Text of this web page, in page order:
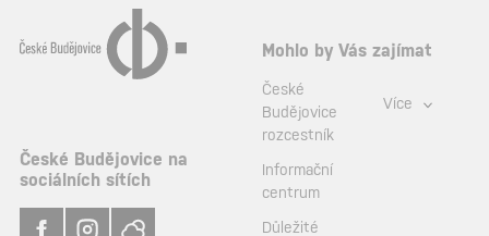
České Budějovice na
sociálních sítích
Mohlo by Vás zajímat
České
Budějovice
rozcestník
Informační
centrum
Důležité
Více